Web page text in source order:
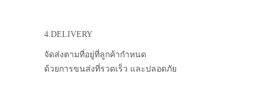
4.DELIVERY
จัดส่งตามที่อยู่ที่ลูกค้ากำหนด
ด้วยการขนส่งที่รวดเร็ว และปลอดภัย